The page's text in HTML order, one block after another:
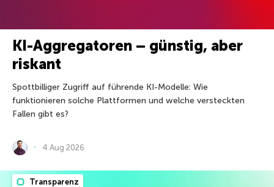
KI-Aggregatoren – günstig, aber
riskant
Spottbilliger Zugriff auf führende KI-Modelle: Wie
funktionieren solche Plattformen und welche versteckten
Fallen gibt es?
4 Aug 2026
Transparenz